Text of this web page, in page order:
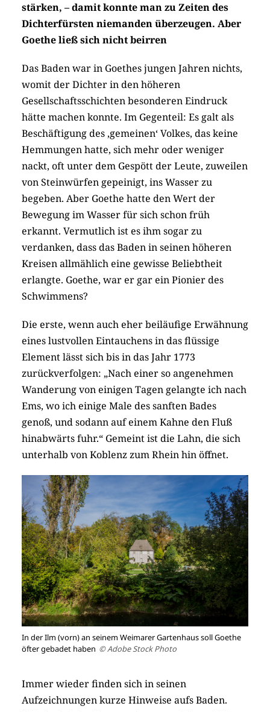
stärken, – damit konnte man zu Zeiten des
Dichterfürsten niemanden überzeugen. Aber
Goethe ließ sich nicht beirren
Das Baden war in Goethes jungen Jahren nichts,
womit der Dichter in den höheren
Gesellschaftsschichten besonderen Eindruck
hätte machen konnte. Im Gegenteil: Es galt als
Beschäftigung des ‚gemeinen‘ Volkes, das keine
Hemmungen hatte, sich mehr oder weniger
nackt, oft unter dem Gespött der Leute, zuweilen
von Steinwürfen gepeinigt, ins Wasser zu
begeben. Aber Goethe hatte den Wert der
Bewegung im Wasser für sich schon früh
erkannt. Vermutlich ist es ihm sogar zu
verdanken, dass das Baden in seinen höheren
Kreisen allmählich eine gewisse Beliebtheit
erlangte. Goethe, war er gar ein Pionier des
Schwimmens?
Die erste, wenn auch eher beiläufige Erwähnung
eines lustvollen Eintauchens in das flüssige
Element lässt sich bis in das Jahr 1773
zurückverfolgen: „Nach einer so angenehmen
Wanderung von einigen Tagen gelangte ich nach
Ems, wo ich einige Male des sanften Bades
genoß, und sodann auf einem Kahne den Fluß
hinabwärts fuhr.“ Gemeint ist die Lahn, die sich
unterhalb von Koblenz zum Rhein hin öffnet.
In der Ilm (vorn) an seinem Weimarer Gartenhaus soll Goethe
öfter gebadet haben © Adobe Stock Photo
Immer wieder finden sich in seinen
Aufzeichnungen kurze Hinweise aufs Baden.